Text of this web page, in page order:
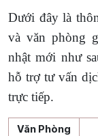
Dưới đây là
và văn phòng
nhật mới như
hỗ trợ tư vấn
trực tiếp.
Văn Phòng